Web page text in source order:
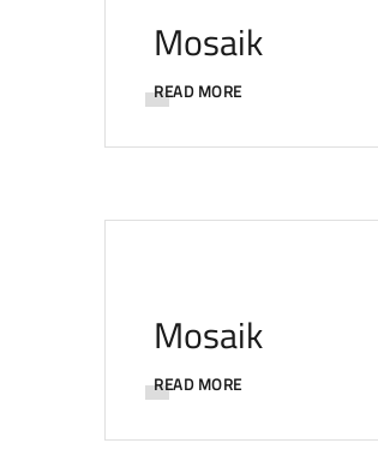
Mosaik
READ MORE
Mosaik
READ MORE